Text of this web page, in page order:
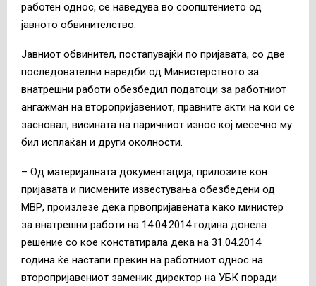
работен однос, се наведува во соопштението од
јавното обвинителство.
Јавниот обвинител, постапувајќи по пријавата, со две
последователни наредби од Министерството за
внатрешни работи обезбедил податоци за работниот
ангажман на второпријавениот, правните акти на кои се
засновал, висината на паричниот износ кој месечно му
бил исплаќан и други околности.
– Од материјалната документација, прилозите кон
пријавата и писмените известувања обезбедени од
МВР, произлезе дека првопријавената како министер
за внатрешни работи на 14.04.2014 година донела
решение со кое констатирала дека на 31.04.2014
година ќе настапи прекин на работниот однос на
второпријавениот заменик директор на УБК поради